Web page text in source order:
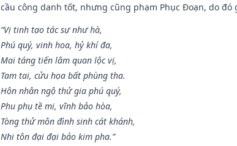
cầu công danh tốt, nhưng cũng phạm Phục Đoạn, do đó
“Vị tinh tạo tác sự như hà,
Phú quý, vinh hoa, hỷ khí đa,
Mai táng tiến lâm quan lộc vị,
Tam tai, cửu họa bất phùng tha.
Hôn nhân ngộ thử gia phú quý,
Phu phụ tề mi, vĩnh bảo hòa,
Tòng thử môn đình sinh cát khánh,
Nhi tôn đại đại bảo kim pha.”